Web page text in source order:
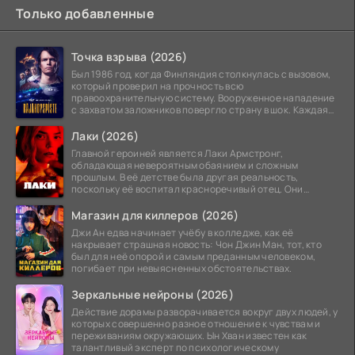
Только добавленные
Точка взрыва (2026)
Был 1986 год, когда Финляндия столкнулась с вызовом,
который проверил на прочность всю
правоохранительную систему. Вооруженное нападение
с захватом заложников повергло страну в шок. Каждая
Лаки (2026)
Главной героиней является Лаки Армстронг,
обладающая невероятным обаянием и сложным
прошлым. В её детстве была другая реальность,
поскольку её воспитал красноречивый отец. Они
Магазин для киллеров (2026)
Джи Ан едва начинает учёбу в колледже, как её
накрывает страшная новость: Чон Джин Ман, тот, кто
был для неё опорой и самым преданным человеком,
погибает при невыясненных обстоятельствах.
Зеркальные нейроны (2026)
Действие дорамы разворачивается вокруг двух людей, у
которых совершенно разное отношение к чувствам и
переживаниям окружающих. Ын Хван известен как
талантливый эксперт по психологическому